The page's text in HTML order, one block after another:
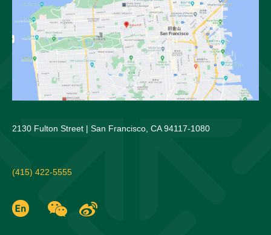
2130 Fulton Street | San Francisco, CA 94117-1080
(415) 422-5555